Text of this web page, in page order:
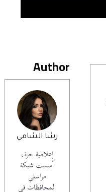
Author
رشا الشامي
إعلامية حرة،
أسست شبكة
مراسلي
المحافظات في